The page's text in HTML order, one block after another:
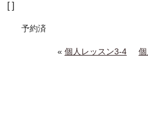
[ ]
予約済
« 個人レッスン3-4